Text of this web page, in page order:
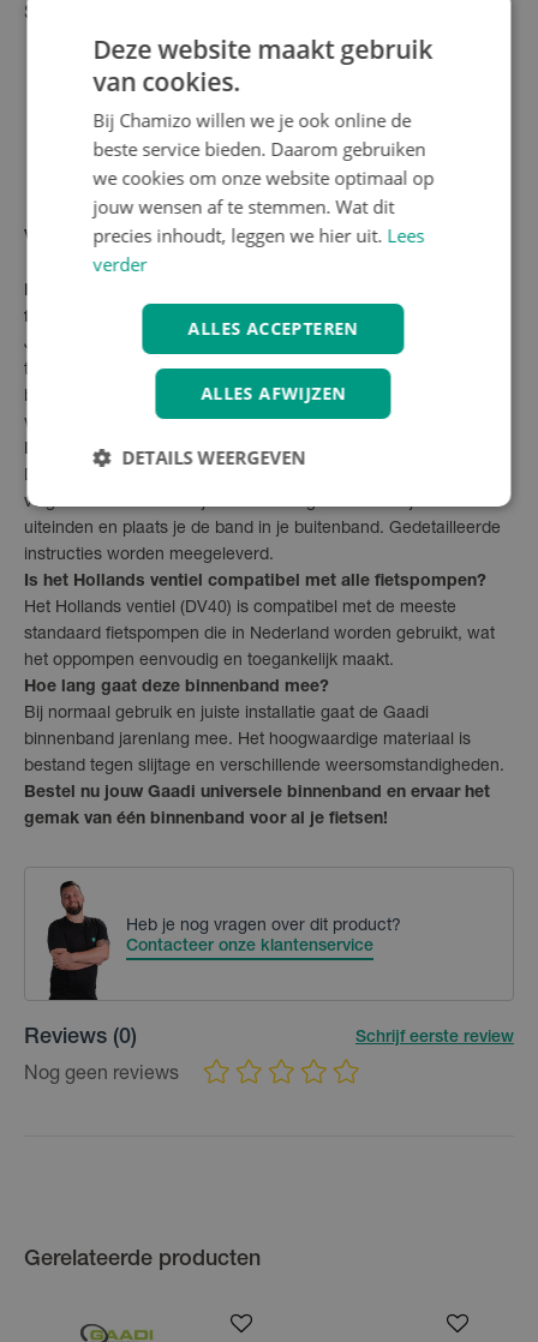
Specificaties
Merk: Gaadi
Artikelcode: GACO11006
Geschikt voor bandmaten: 16 inch t/m 29 inch
Bandbreedte: 37mm tot 57mm
Ventieltype: Hollands ventiel (DV40)
Kleur: Zwart
Veelgestelde vragen
Is deze binnenband echt geschikt voor zoveel verschillende
fietsmaten?
Ja, de Gaadi universele binnenband is speciaal ontworpen om
te passen op fietsen met wielmaten van 16 tot 29 inch en
bandbreedtes van 37 tot 57mm, waardoor hij geschikt is voor
vrijwel elk type fiets.
Hoe installeer ik deze binnenband?
De Gaadi binnenband heeft twee uiteinden die je op maat knipt
volgens de omtrek van je wiel. Vervolgens verbind je de
uiteinden en plaats je de band in je buitenband. Gedetailleerde
instructies worden meegeleverd.
Is het Hollands ventiel compatibel met alle fietspompen?
Het Hollands ventiel (DV40) is compatibel met de meeste
standaard fietspompen die in Nederland worden gebruikt, wat
het oppompen eenvoudig en toegankelijk maakt.
Hoe lang gaat deze binnenband mee?
Bij normaal gebruik en juiste installatie gaat de Gaadi
binnenband jarenlang mee. Het hoogwaardige materiaal is
bestand tegen slijtage en verschillende weersomstandigheden.
Bestel nu jouw Gaadi universele binnenband en ervaar het
gemak van één binnenband voor al je fietsen!
Heb je nog vragen over dit product?
Contacteer onze klantenservice
Reviews (0) Schrijf eerste review
Nog geen reviews
Gerelateerde producten
Deze website maakt gebruik
van cookies.
Bij Chamizo willen we je ook online de
beste service bieden. Daarom gebruiken
we cookies om onze website optimaal op
jouw wensen af te stemmen. Wat dit
precies inhoudt, leggen we hier uit. Lees
verder
ALLES ACCEPTEREN
ALLES AFWIJZEN
DETAILS WEERGEVEN